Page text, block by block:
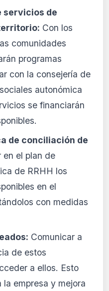
servicios de
Con los
comunidades
programas
con la consejería de
autonómica
se financiarán
de conciliación de
en el plan de
de RRHH los
en el
con medidas
Comunicar a
de estos
a ellos. Esto
empresa y mejora